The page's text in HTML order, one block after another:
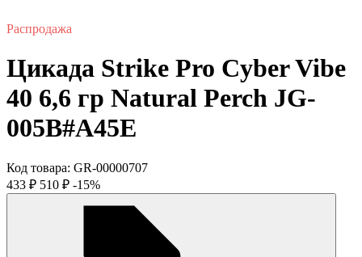
Распродажа
Цикада Strike Pro Cyber Vibe
40 6,6 гр Natural Perch JG-
005B#A45E
Код товара: GR-00000707
433 ₽ 510 ₽ -15%